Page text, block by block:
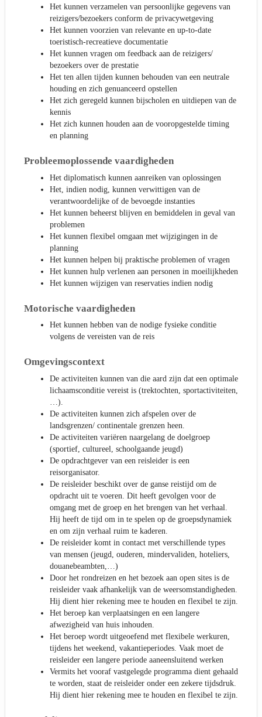
Het kunnen verzamelen van persoonlijke gegevens van
reizigers/bezoekers conform de privacywetgeving
Het kunnen voorzien van relevante en up-to-date
toeristisch-recreatieve documentatie
Het kunnen vragen om feedback aan de reizigers/
bezoekers over de prestatie
Het ten allen tijden kunnen behouden van een neutrale
houding en zich genuanceerd opstellen
Het zich geregeld kunnen bijscholen en uitdiepen van de
kennis
Het zich kunnen houden aan de vooropgestelde timing
en planning
Probleemoplossende vaardigheden
Het diplomatisch kunnen aanreiken van oplossingen
Het, indien nodig, kunnen verwittigen van de
verantwoordelijke of de bevoegde instanties
Het kunnen beheerst blijven en bemiddelen in geval van
problemen
Het kunnen flexibel omgaan met wijzigingen in de
planning
Het kunnen helpen bij praktische problemen of vragen
Het kunnen hulp verlenen aan personen in moeilijkheden
Het kunnen wijzigen van reservaties indien nodig
Motorische vaardigheden
Het kunnen hebben van de nodige fysieke conditie
volgens de vereisten van de reis
Omgevingscontext
De activiteiten kunnen van die aard zijn dat een optimale
lichaamsconditie vereist is (trektochten, sportactiviteiten,
…).
De activiteiten kunnen zich afspelen over de
landsgrenzen/ continentale grenzen heen.
De activiteiten variëren naargelang de doelgroep
(sportief, cultureel, schoolgaande jeugd)
De opdrachtgever van een reisleider is een
reisorganisator.
De reisleider beschikt over de ganse reistijd om de
opdracht uit te voeren. Dit heeft gevolgen voor de
omgang met de groep en het brengen van het verhaal.
Hij heeft de tijd om in te spelen op de groepsdynamiek
en om zijn verhaal ruim te kaderen.
De reisleider komt in contact met verschillende types
van mensen (jeugd, ouderen, mindervaliden, hoteliers,
douanebeambten,…)
Door het rondreizen en het bezoek aan open sites is de
reisleider vaak afhankelijk van de weersomstandigheden.
Hij dient hier rekening mee te houden en flexibel te zijn.
Het beroep kan verplaatsingen en een langere
afwezigheid van huis inhouden.
Het beroep wordt uitgeoefend met flexibele werkuren,
tijdens het weekend, vakantieperiodes. Vaak moet de
reisleider een langere periode aaneensluitend werken
Vermits het vooraf vastgelegde programma dient gehaald
te worden, staat de reisleider onder een zekere tijdsdruk.
Hij dient hier rekening mee te houden en flexibel te zijn.